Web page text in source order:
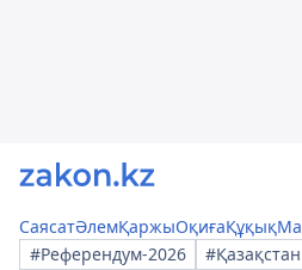
СаясатӘлемҚаржыОқиғаҚұқық
#Референдум-2026